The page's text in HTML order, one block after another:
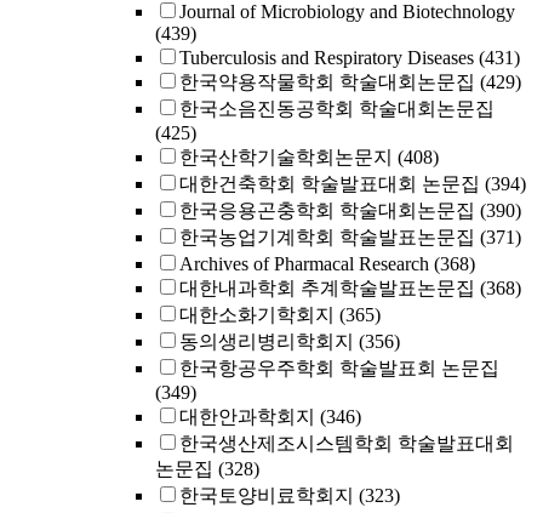
Journal of Microbiology and Biotechnology
(439)
Tuberculosis and Respiratory Diseases (431)
한국약용작물학회 학술대회논문집 (429)
한국소음진동공학회 학술대회논문집
(425)
한국산학기술학회논문지 (408)
대한건축학회 학술발표대회 논문집 (394)
한국응용곤충학회 학술대회논문집 (390)
한국농업기계학회 학술발표논문집 (371)
Archives of Pharmacal Research (368)
대한내과학회 추계학술발표논문집 (368)
대한소화기학회지 (365)
동의생리병리학회지 (356)
한국항공우주학회 학술발표회 논문집
(349)
대한안과학회지 (346)
한국생산제조시스템학회 학술발표대회
논문집 (328)
한국토양비료학회지 (323)